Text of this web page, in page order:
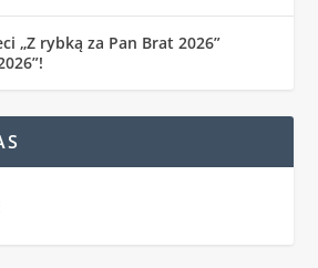
„Z rybką za Pan Brat 2026”